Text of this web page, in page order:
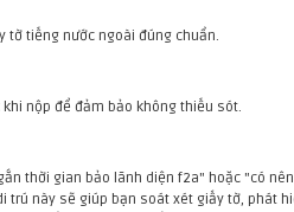
tờ tiếng nước ngoài đúng chuẩn.
nộp để đảm bảo không thiếu sót.
thời gian bảo lãnh diện f2a" hoặc "có
trú này sẽ giúp bạn soát xét giấy tờ, phát